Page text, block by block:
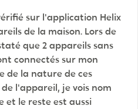
sur l'application Helix
de la maison. Lors de
que 2 appareils sans
connectés sur mon
de la nature de ces
l'appareil, je vois nom
et le reste est aussi